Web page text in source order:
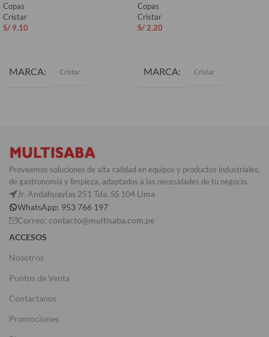
Copas
Cristar
S/ 9.10
MARCA Cristar
Copas
Cristar
S/ 2.20
MARCA Cristar
Proveemos soluciones de alta calidad en equipos y productos industriales,
de gastronomía y limpieza, adaptados a las necesidades de tu negocio.
Jr. Andahuaylas 251 Tda. SS 104 Lima
WhatsApp: 953 766 197
Correo: contacto@multisaba.com.pe
ACCESOS
Nosotros
Puntos de Venta
Contactanos
Promociones